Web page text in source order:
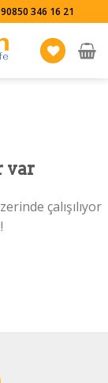
346 16 21
var
çalışılıyor